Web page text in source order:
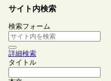
サイト内検索
検索フォーム
詳細検索
タイトル